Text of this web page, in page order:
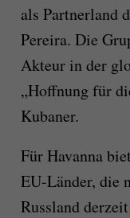
als Partnerland
Pereira. Die
Akteur in der
„Hoffnung für
Kubaner.
Für Havanna
EU-Länder, die
Russland